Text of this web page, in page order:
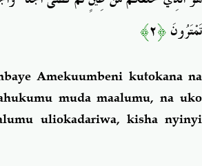
تَمْتَرُونَ﴿٢﴾
Amekuumbeni kutokana na
muda maalumu, na uko
uliokadariwa, kisha nyinyi